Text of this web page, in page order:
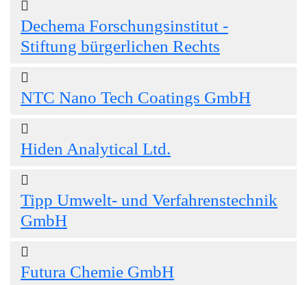
Dechema Forschungsinstitut -
Stiftung bürgerlichen Rechts
NTC Nano Tech Coatings GmbH
Hiden Analytical Ltd.
Tipp Umwelt- und Verfahrenstechnik
GmbH
Futura Chemie GmbH